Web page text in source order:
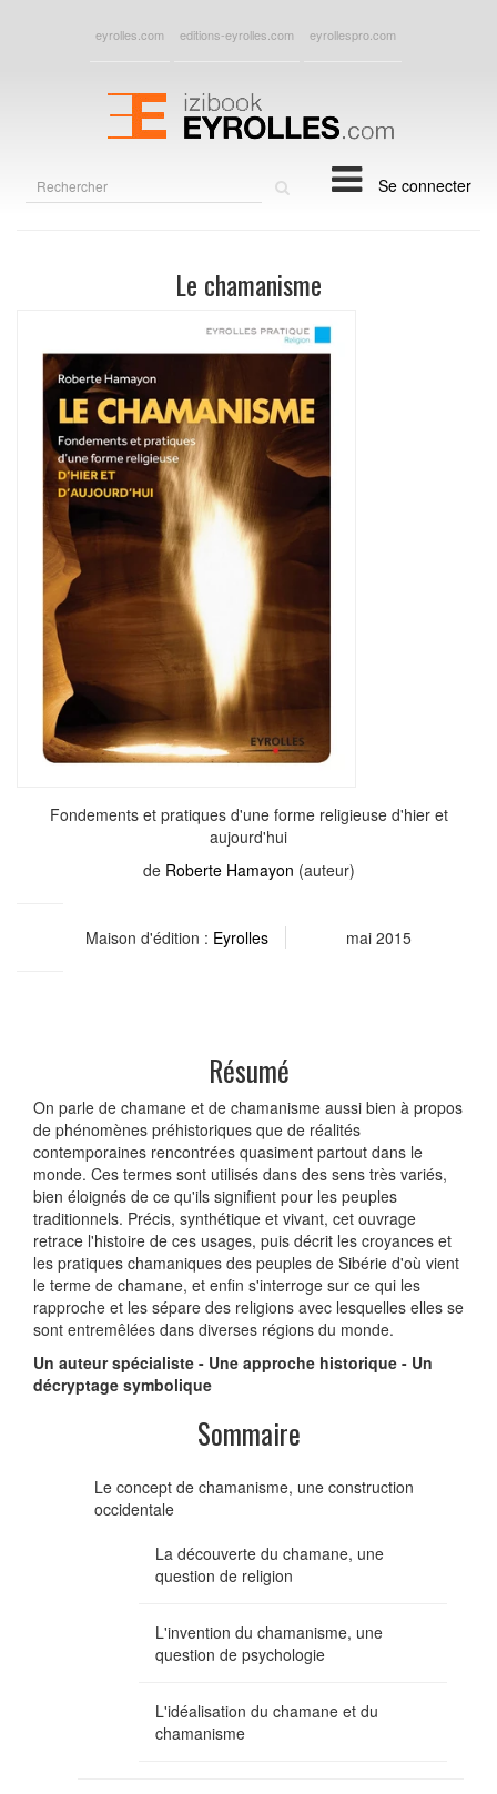
eyrolles.com editions-eyrolles.com eyrollespro.com
Se connecter
Le chamanisme
Fondements et pratiques d'une forme religieuse d'hier et
aujourd'hui
de Roberte Hamayon (auteur)
Maison d'édition : Eyrolles mai 2015
Résumé
On parle de chamane et de chamanisme aussi bien à propos
de phénomènes préhistoriques que de réalités
contemporaines rencontrées quasiment partout dans le
monde. Ces termes sont utilisés dans des sens très variés,
bien éloignés de ce qu'ils signifient pour les peuples
traditionnels. Précis, synthétique et vivant, cet ouvrage
retrace l'histoire de ces usages, puis décrit les croyances et
les pratiques chamaniques des peuples de Sibérie d'où vient
le terme de chamane, et enfin s'interroge sur ce qui les
rapproche et les sépare des religions avec lesquelles elles se
sont entremêlées dans diverses régions du monde.
Un auteur spécialiste - Une approche historique - Un
décryptage symbolique
Sommaire
Le concept de chamanisme, une construction
occidentale
La découverte du chamane, une
question de religion
L'invention du chamanisme, une
question de psychologie
L'idéalisation du chamane et du
chamanisme